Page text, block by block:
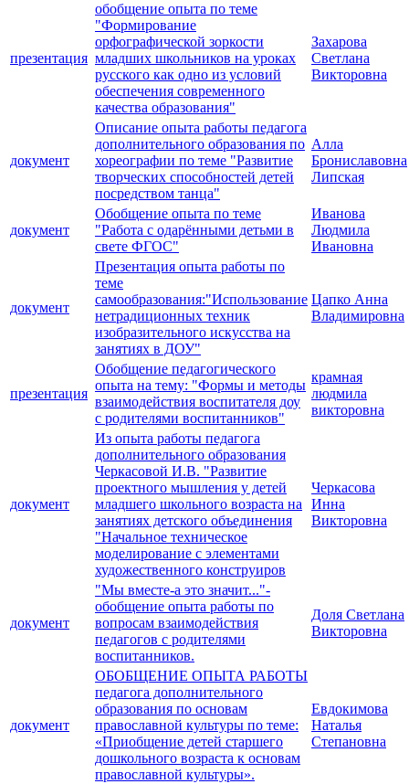
презентация
обобщение опыта по теме
"Формирование
орфографической зоркости
младших школьников на уроках
русского как одно из условий
обеспечения современного
качества образования"
Захарова
Светлана
Викторовна
документ
Описание опыта работы педагога
дополнительного образования по
хореографии по теме "Развитие
творческих способностей детей
посредством танца"
Алла
Брониславовна
Липская
документ
Обобщение опыта по теме
"Работа с одарёнными детьми в
свете ФГОС"
Иванова
Людмила
Ивановна
документ
Презентация опыта работы по
теме
самообразования:"Использование
нетрадиционных техник
изобразительного искусства на
занятиях в ДОУ"
Цапко Анна
Владимировна
презентация
Обобщение педагогического
опыта на тему: "Формы и методы
взаимодействия воспитателя доу
с родителями воспитанников"
крамная
людмила
викторовна
документ
Из опыта работы педагога
дополнительного образования
Черкасовой И.В. "Развитие
проектного мышления у детей
младшего школьного возраста на
занятиях детского объединения
"Начальное техническое
моделирование с элементами
художественного конструиров
Черкасова
Инна
Викторовна
документ
"Мы вместе-а это значит..."-
обобщение опыта работы по
вопросам взаимодействия
педагогов с родителями
воспитанников.
Доля Светлана
Викторовна
документ
ОБОБЩЕНИЕ ОПЫТА РАБОТЫ
педагога дополнительного
образования по основам
православной культуры по теме:
«Приобщение детей старшего
дошкольного возраста к основам
православной культуры».
Евдокимова
Наталья
Степановна